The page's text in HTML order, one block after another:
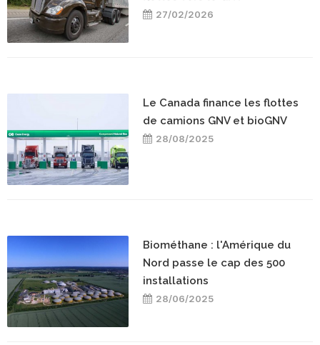
27/02/2026
Le Canada finance les flottes
de camions GNV et bioGNV
28/08/2025
Biométhane : l'Amérique du
Nord passe le cap des 500
installations
28/06/2025